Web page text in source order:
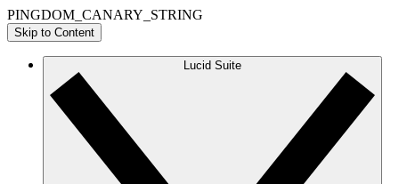
PINGDOM_CANARY_STRING
Skip to Content
Lucid Suite